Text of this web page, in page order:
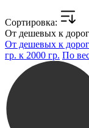
Cортировка:
От дешевых к
От дешевых к
гр. к 2000 гр. По